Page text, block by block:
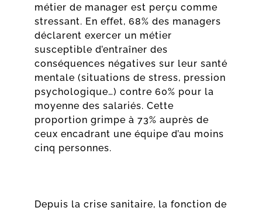
métier de manager est perçu comme
stressant. En effet, 68% des managers
déclarent exercer un métier
susceptible d’entraîner des
conséquences négatives sur leur santé
mentale (situations de stress, pression
psychologique…) contre 60% pour la
moyenne des salariés. Cette
proportion grimpe à 73% auprès de
ceux encadrant une équipe d’au moins
cinq personnes.
Depuis la crise sanitaire, la fonction de